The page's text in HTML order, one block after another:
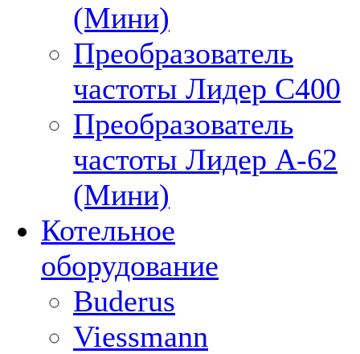
(Мини)
Преобразователь
частоты Лидер С400
Преобразователь
частоты Лидер А-62
(Мини)
Котельное
оборудование
Buderus
Viessmann